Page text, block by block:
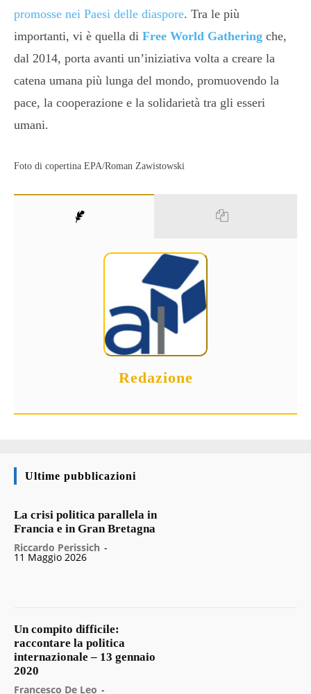
promosse nei Paesi delle diaspore. Tra le più
importanti, vi è quella di Free World Gathering che,
dal 2014, porta avanti un’iniziativa volta a creare la
catena umana più lunga del mondo, promuovendo la
pace, la cooperazione e la solidarietà tra gli esseri
umani.
Foto di copertina EPA/Roman Zawistowski
Redazione
Ultime pubblicazioni
La crisi politica parallela in
Francia e in Gran Bretagna
Riccardo Perissich -
11 Maggio 2026
Un compito difficile:
raccontare la politica
internazionale – 13 gennaio
2020
Francesco De Leo -